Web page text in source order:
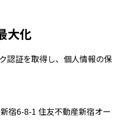
大化
認証を取得し、個人情報の保
宿6-8-1 住友不動産新宿オー